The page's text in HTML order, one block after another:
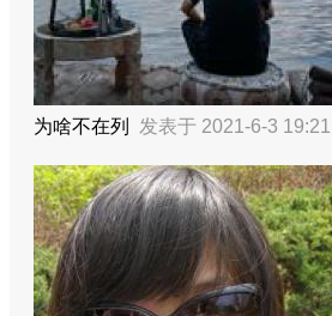
为啥不在列 发表于 2021-6-3 19:21